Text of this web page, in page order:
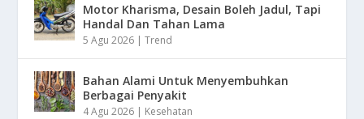
Motor Kharisma, Desain Boleh Jadul, Tapi
Handal Dan Tahan Lama
5 Agu 2026 |Trend
Bahan Alami Untuk Menyembuhkan
Berbagai Penyakit
4 Agu 2026 | Kesehatan